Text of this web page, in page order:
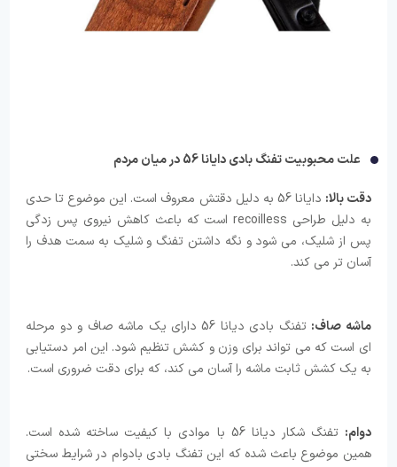
علت محبوبیت تفنگ بادی دایانا 56 در میان مردم
دقت بالا:
دایانا 56 به دلیل دقتش معروف است. این موضوع تا حدی
به دلیل طراحی recoilless است که باعث کاهش نیروی پس زدگی
پس از شلیک، می شود و نگه داشتن تفنگ و شلیک به سمت هدف را
آسان تر می کند.
ماشه صاف:
تفنگ بادی دیانا 56 دارای یک ماشه صاف و دو مرحله
ای است که می تواند برای وزن و کشش تنظیم شود. این امر دستیابی
به یک کشش ثابت ماشه را آسان می کند، که برای دقت ضروری است.
دوام:
تفنگ شکار دیانا 56 با موادی با کیفیت ساخته شده است.
همین موضوع باعث شده که این تفنگ بادی بادوام در شرایط سختی